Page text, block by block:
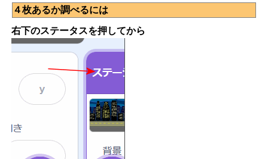
４枚あるか調べるには
右下のステータスを押してから